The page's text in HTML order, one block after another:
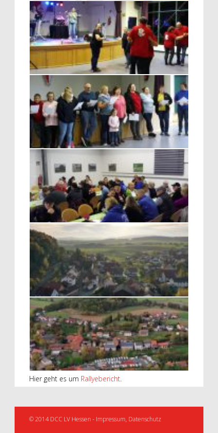
Hier geht es um Rallyebericht.
© 2014 DCC LV Hessen - Impressum, Datenschutz